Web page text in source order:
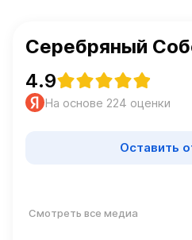
Серебряный
4.9
На основе 224 оценки
Оставить
Смотреть все медиа